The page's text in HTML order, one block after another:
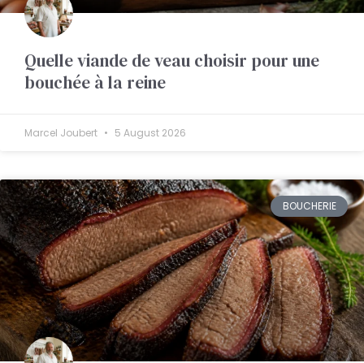
Quelle viande de veau choisir pour une
bouchée à la reine
Marcel Joubert 5 August 2026
BOUCHERIE